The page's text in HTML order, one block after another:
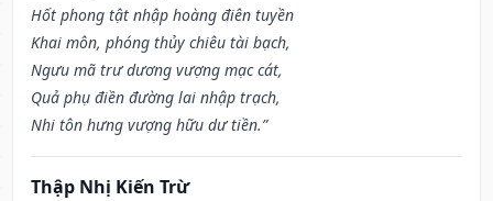
Hốt phong tật nhập hoàng điên tuyền
Khai môn, phóng thủy chiêu tài bạch,
Ngưu mã trư dương vượng mạc cát,
Quả phụ điền đường lai nhập trạch,
Nhi tôn hưng vượng hữu dư tiền.”
Thập Nhị Kiến Trừ